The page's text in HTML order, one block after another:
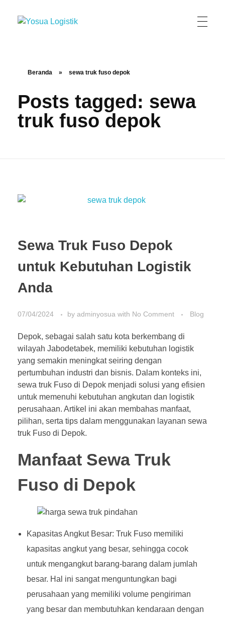
Beranda » sewa truk fuso depok
Posts tagged: sewa
truk fuso depok
Sewa Truk Fuso Depok
untuk Kebutuhan Logistik
Anda
07/04/2024 by adminyosua with No Comment Blog
Depok, sebagai salah satu kota berkembang di
wilayah Jabodetabek, memiliki kebutuhan logistik
yang semakin meningkat seiring dengan
pertumbuhan industri dan bisnis. Dalam konteks ini,
sewa truk Fuso di Depok menjadi solusi yang efisien
untuk memenuhi kebutuhan angkutan dan logistik
perusahaan. Artikel ini akan membahas manfaat,
pilihan, serta tips dalam menggunakan layanan sewa
truk Fuso di Depok.
Manfaat Sewa Truk
Fuso di Depok
Kapasitas Angkut Besar: Truk Fuso memiliki
kapasitas angkut yang besar, sehingga cocok
untuk mengangkut barang-barang dalam jumlah
besar. Hal ini sangat menguntungkan bagi
perusahaan yang memiliki volume pengiriman
yang besar dan membutuhkan kendaraan dengan